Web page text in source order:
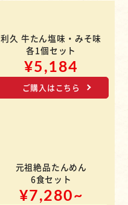
利久 牛たん塩味・みそ味
各1個セット
¥5,184
ご購入はこちら
元祖絶品たんめん
6食セット
¥7,280~